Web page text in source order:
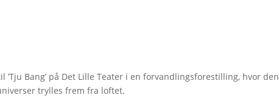
Bang’ på Det Lille Teater i en forvandlingsforestilling, hvor den
trylles frem fra loftet.